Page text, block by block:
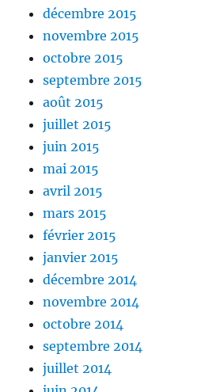
décembre 2015
novembre 2015
octobre 2015
septembre 2015
août 2015
juillet 2015
juin 2015
mai 2015
avril 2015
mars 2015
février 2015
janvier 2015
décembre 2014
novembre 2014
octobre 2014
septembre 2014
juillet 2014